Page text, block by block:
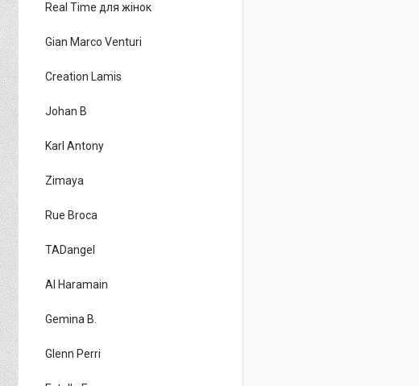
Real Time для жінок
Gian Marco Venturi
Creation Lamis
Johan B
Karl Antony
Zimaya
Rue Broca
TADangel
Al Haramain
Gemina B.
Glenn Perri